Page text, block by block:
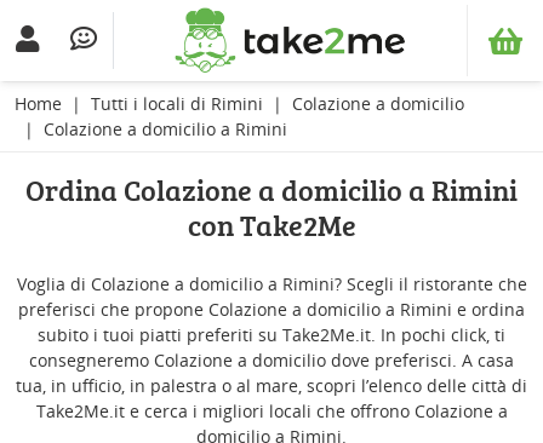
Home Tutti i locali di Rimini
Colazione a domicilio
Colazione a domicilio a Rimini
Ordina Colazione a domicilio a Rimini
con Take2Me
Voglia di Colazione a domicilio a Rimini? Scegli il ristorante che
preferisci che propone Colazione a domicilio a Rimini e ordina
subito i tuoi piatti preferiti su Take2Me.it. In pochi click, ti
consegneremo Colazione a domicilio dove preferisci. A casa
tua, in ufficio, in palestra o al mare, scopri l’elenco delle città di
Take2Me.it e cerca i migliori locali che offrono Colazione a
domicilio a Rimini.